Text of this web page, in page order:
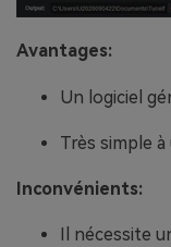
Avantages:
Un logiciel
Très simple
Inconvénients:
Il nécessite